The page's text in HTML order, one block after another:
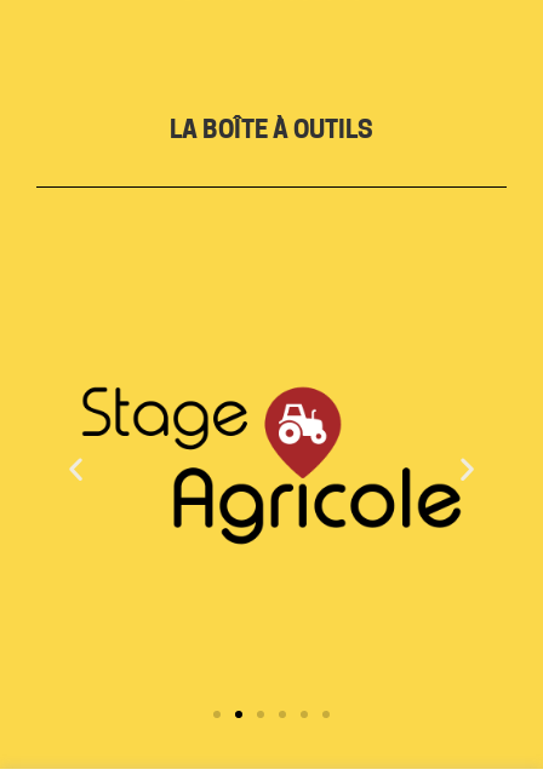
LA BOÎTE À OUTILS